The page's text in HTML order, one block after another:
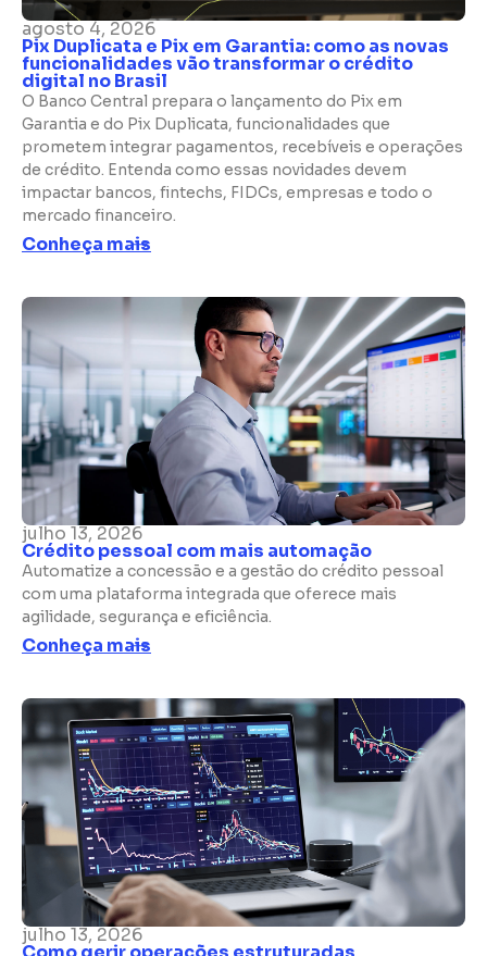
agosto 4, 2026
Pix Duplicata e Pix em Garantia: como as novas
funcionalidades vão transformar o crédito
digital no Brasil​
O Banco Central prepara o lançamento do Pix em
Garantia e do Pix Duplicata, funcionalidades que
prometem integrar pagamentos, recebíveis e operações
de crédito. Entenda como essas novidades devem
impactar bancos, fintechs, FIDCs, empresas e todo o
mercado financeiro.​
Conheça mais
julho 13, 2026
Crédito pessoal com mais automação
Automatize a concessão e a gestão do crédito pessoal
com uma plataforma integrada que oferece mais
agilidade, segurança e eficiência.
Conheça mais
julho 13, 2026